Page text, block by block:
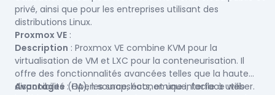
XenServer sont particulièrement populaires dans les
environnements nécessitant une haute performance et
une flexibilité maximale.
privé, ainsi que pour les entreprises utilisant des
distributions Linux.
Proxmox VE :
Description : Proxmox VE combine KVM pour la
virtualisation de VM et LXC pour la conteneurisation. Il
offre des fonctionnalités avancées telles que la haute
disponibilité (HA), les snapshots, et une interface web
Avantages : Open source, économique, facile à utiliser.